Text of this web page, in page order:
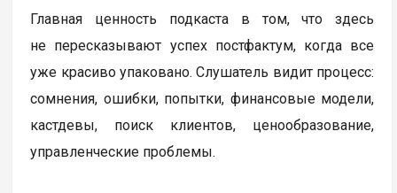
Главная ценность подкаста в том, что здесь
не пересказывают успех постфактум, когда все
уже красиво упаковано. Слушатель видит процесс:
сомнения, ошибки, попытки, финансовые модели,
кастдевы, поиск клиентов, ценообразование,
управленческие проблемы.